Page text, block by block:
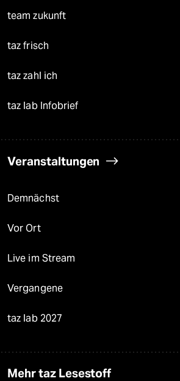
team zukunft
taz frisch
taz zahl ich
taz lab Infobrief
Veranstaltungen
Demnächst
Vor Ort
Live im Stream
Vergangene
taz lab 2027
Mehr taz Lesestoff